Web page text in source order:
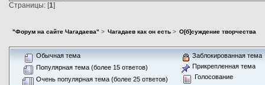
Страницы: [1]
"Форум на сайте Чагадаева" > Чагадаев как он есть > О[б]суждение творчества
Обычная тема
Популярная тема (более 15 ответов)
Очень популярная тема (более 25 ответов)
Заблокированная тема
Прикрепленная тема
Голосование